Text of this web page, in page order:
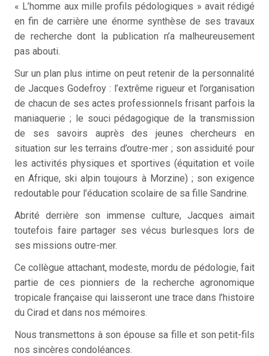
« L’homme aux mille profils pédologiques » avait rédigé
en fin de carrière une énorme synthèse de ses travaux
de recherche dont la publication n’a malheureusement
pas abouti.
Sur un plan plus intime on peut retenir de la personnalité
de Jacques Godefroy : l’extrême rigueur et l’organisation
de chacun de ses actes professionnels frisant parfois la
maniaquerie ; le souci pédagogique de la transmission
de ses savoirs auprès des jeunes chercheurs en
situation sur les terrains d’outre-mer ; son assiduité pour
les activités physiques et sportives (équitation et voile
en Afrique, ski alpin toujours à Morzine) ; son exigence
redoutable pour l’éducation scolaire de sa fille Sandrine.
Abrité derrière son immense culture, Jacques aimait
toutefois faire partager ses vécus burlesques lors de
ses missions outre-mer.
Ce collègue attachant, modeste, mordu de pédologie, fait
partie de ces pionniers de la recherche agronomique
tropicale française qui laisseront une trace dans l’histoire
du Cirad et dans nos mémoires.
Nous transmettons à son épouse sa fille et son petit-fils
nos sincères condoléances.